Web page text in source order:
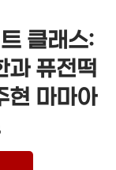
클래스:
과 퓨전떡
현 마마아